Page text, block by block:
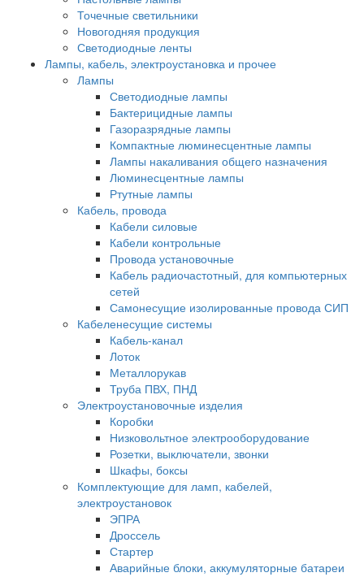
Точечные светильники
Новогодняя продукция
Светодиодные ленты
Лампы, кабель, электроустановка и прочее
Лампы
Светодиодные лампы
Бактерицидные лампы
Газоразрядные лампы
Компактные люминесцентные лампы
Лампы накаливания общего назначения
Люминесцентные лампы
Ртутные лампы
Кабель, провода
Кабели силовые
Кабели контрольные
Провода установочные
Кабель радиочастотный, для компьютерных
сетей
Самонесущие изолированные провода СИП
Кабеленесущие системы
Кабель-канал
Лоток
Металлорукав
Труба ПВХ, ПНД
Электроустановочные изделия
Коробки
Низковольтное электрооборудование
Розетки, выключатели, звонки
Шкафы, боксы
Комплектующие для ламп, кабелей,
электроустановок
ЭПРА
Дроссель
Стартер
Аварийные блоки, аккумуляторные батареи